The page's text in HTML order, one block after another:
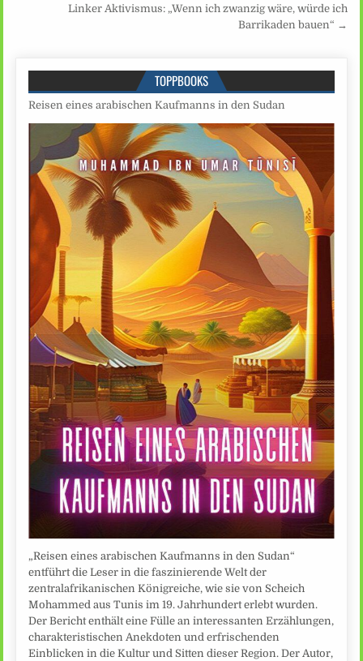
Linker Aktivismus: „Wenn ich zwanzig wäre, würde ich
Barrikaden bauen“ →
TOPPBOOKS
Reisen eines arabischen Kaufmanns in den Sudan
„Reisen eines arabischen Kaufmanns in den Sudan“
entführt die Leser in die faszinierende Welt der
zentralafrikanischen Königreiche, wie sie von Scheich
Mohammed aus Tunis im 19. Jahrhundert erlebt wurden.
Der Bericht enthält eine Fülle an interessanten Erzählungen,
charakteristischen Anekdoten und erfrischenden
Einblicken in die Kultur und Sitten dieser Region. Der Autor,